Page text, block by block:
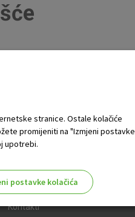
Kontakti
stranice. Ostale kolačiće
promijeniti na "Izmjeni postavke
upotrebi.
postavke kolačića